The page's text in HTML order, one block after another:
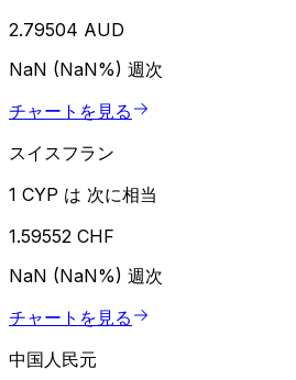
2.79504 AUD
NaN (NaN%) 週次
チャートを見る
スイスフラン
1 CYP は 次に相当
1.59552 CHF
NaN (NaN%) 週次
チャートを見る
中国人民元